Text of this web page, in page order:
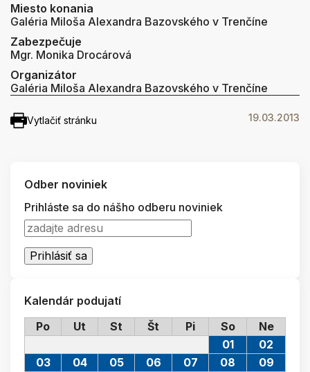
Miesto konania
Galéria Miloša Alexandra Bazovského v Trenčíne
Zabezpečuje
Mgr. Monika Drocárová
Organizátor
Galéria Miloša Alexandra Bazovského v Trenčíne
Vytlačiť stránku 19.03.2013
Odber noviniek
Prihláste sa do nášho odberu noviniek
Kalendár podujatí
Po
Ut St Št Pi So Ne
01
02
03
04 05 06 07 08
09